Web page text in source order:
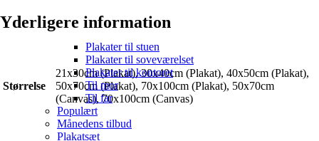
Plakater til stuen
Plakater til soveværelset
Plakater til kontoret
Til mor
Til far
Populært
Månedens tilbud
Plakatsæt
Yderligere information
Størrelse
21x30cm (Plakat), 30x40cm (Plakat), 40x50cm (Plakat),
50x70cm (Plakat), 70x100cm (Plakat), 50x70cm
(Canvas), 70x100cm (Canvas)